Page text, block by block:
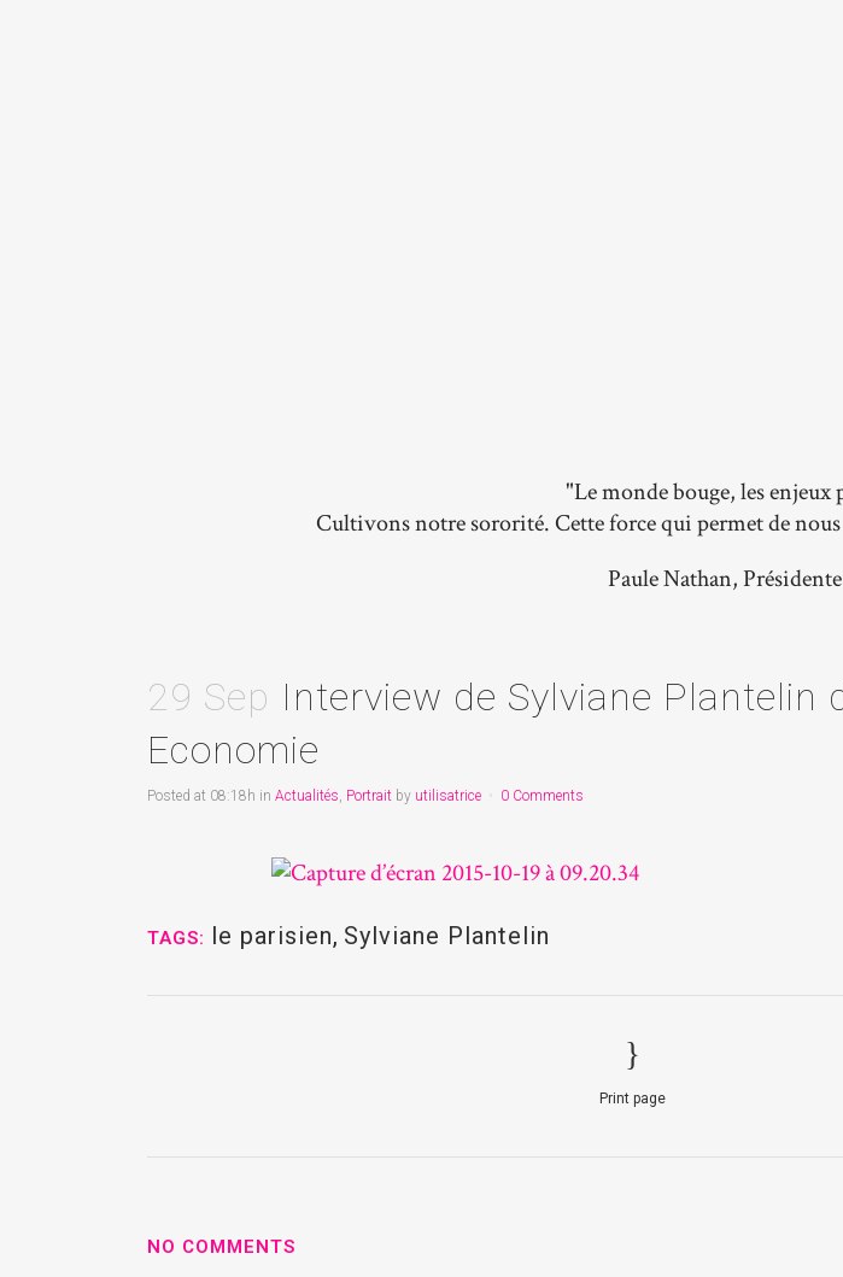
"Le monde bouge, les enjeux
Cultivons notre sororité. Cette force qui permet de
Paule Nathan,
29 Sep Interview de Sylviane Plantelin
Economie
Posted at 08:18h in Actualités, Portrait by utilisatrice 0 Comments
TAGS: le parisien, Sylviane Plantelin
Print page
NO COMMENTS